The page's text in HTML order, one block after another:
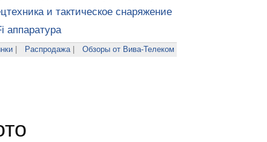
и тактическое снаряжение
аппаратура
Распродажа| Обзоры от Вива-Телеком